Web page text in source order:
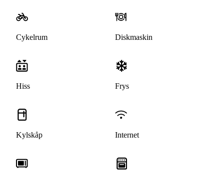
Cykelrum Diskmaskin
Hiss Frys
Kylskåp Internet